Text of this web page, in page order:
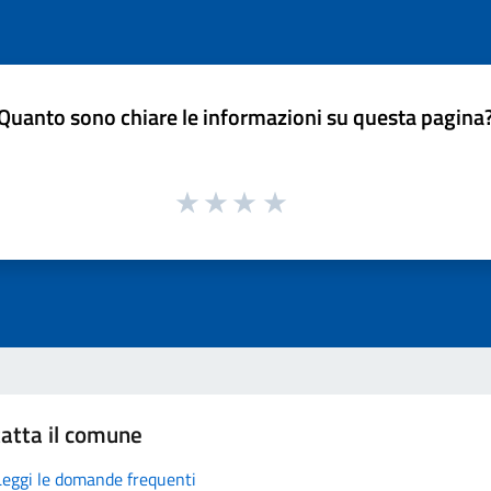
sono chiare le informazioni su questa
il comune
le domande frequenti